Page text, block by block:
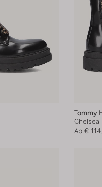
Tommy
Chelsea
Ab €